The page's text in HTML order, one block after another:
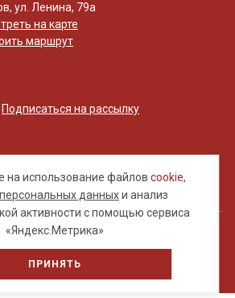
на использование файловcookie,
персональных данныхи анализ
активности с помощью сервиса
«Яндекс.Метрика»
ПРИНЯТЬ
ул. Ленина, 79а
на карте
маршрут
Подписаться на рассылку
является публичной
данных